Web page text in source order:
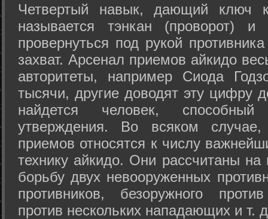
Четвертый навык, дающий ключ
называется тэнкан (проворот)
провернуться под рукой
захват. Арсенал приемов айкидо
авторитеты, например Сиода
тысячи, другие доводят эту цифру
найдется человек,
утверждения. Во всяком
приемов относятся к числу
технику айкидо. Они рассчитаны
борьбу двух невооруженных
противников, безоружного
против нескольких нападающих и т.